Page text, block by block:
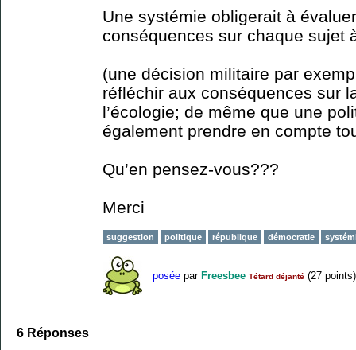
Une systémie obligerait à
conséquences sur chaque sujet
(une décision militaire par
réfléchir aux conséquences sur
l’écologie; de même que une
également prendre en compte
Qu’en pensez-vous???
Merci
suggestion politique république démocratie
posée par Freesbee Tétard déjanté (27 points)
6 Réponses